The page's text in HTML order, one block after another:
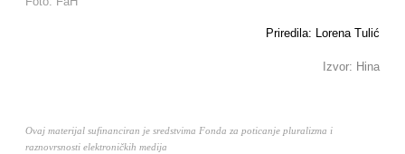
Priredila: Lorena Tulić
Izvor: Hina
Ovaj materijal sufinanciran je sredstvima Fonda za poticanje pluralizma i
raznovrsnosti elektroničkih medija